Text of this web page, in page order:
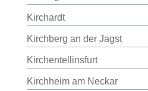
Kirchardt
Kirchberg an der Jagst
Kirchentellinsfurt
Kirchheim am Neckar